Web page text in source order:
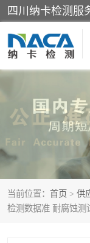
当前位置： 首页 > 供
检测数据准 耐腐蚀测
噪音检测
防护网检测
可靠性检测